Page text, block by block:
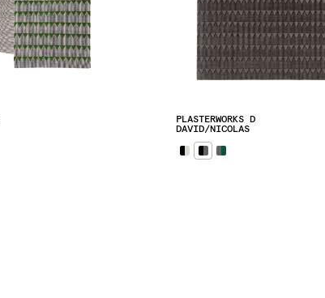
PLASTERWORKS D
DAVID/NICOLAS